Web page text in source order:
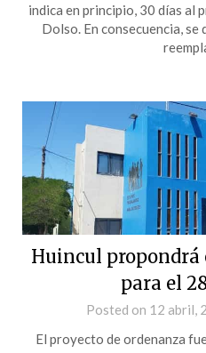
indica en principio, 30 días al
Dolso. En consecuencia, se
Huincul propondrá
para el
Posted on 12 abril,
El proyecto de ordenanza